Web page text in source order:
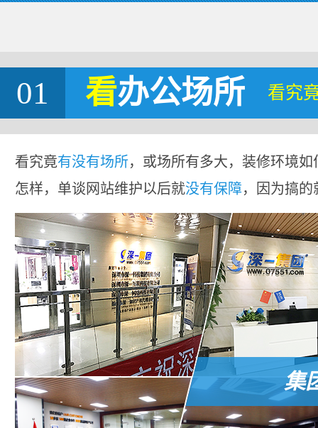
01 看办公场所 看究
看究竟有没有场所，或场所有多大，装修环境
怎样，单谈网站维护以后就没有保障，因为搞
集